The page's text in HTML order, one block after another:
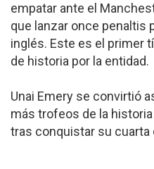
empatar ante el
que lanzar once penaltis
inglés. Este es el primer
de historia por la entidad.
Unai Emery se convirtió
más trofeos de la historia
tras conquistar su cuarta